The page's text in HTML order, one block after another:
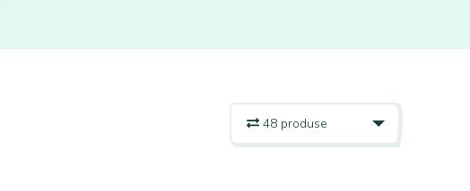
48 produse